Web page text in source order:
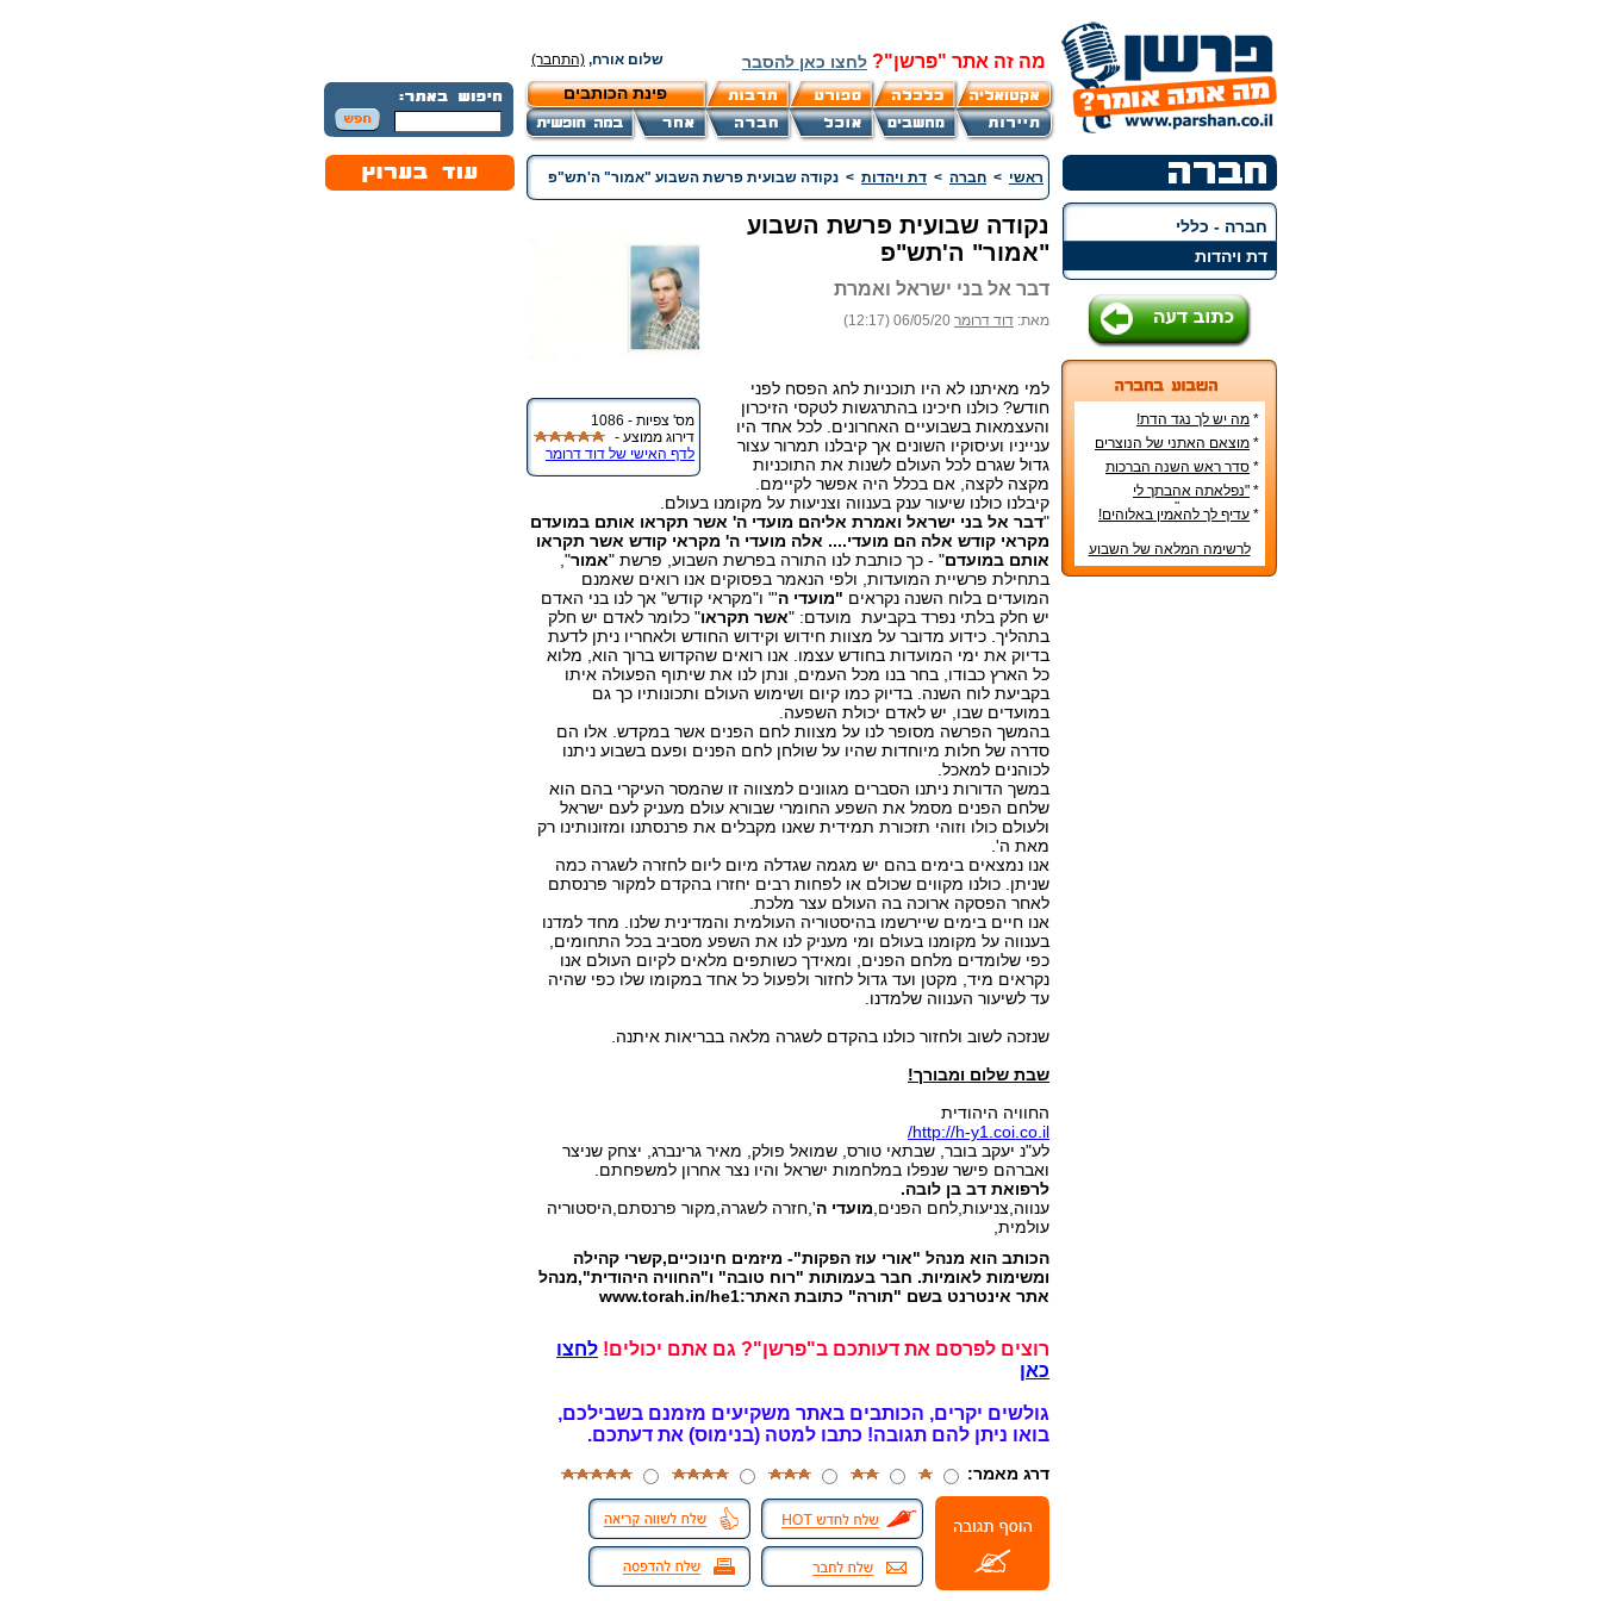
מה זה אתר "פרשן"? לחצו כאן להסבר שלום אורח, (התחבר)
פינת הכותבים
חברה - כללי
דת ויהדות
* מה יש לך נגד הדת!
* מוצאם האתני של הנוצרים
בארץ
* סדר ראש השנה הברכות
והסימנים
* "נפלאתה אהבתך לי
מאהבת נשים"
* עדיף לך להאמין באלוהים!
לרשימה המלאה של השבוע
ראשי > חברה > דת ויהדות > נקודה שבועית פרשת השבוע "אמור" ה'תש"פ
מס' צפיות - 1086
דירוג ממוצע -
לדף האישי של דוד דרומר
נקודה שבועית פרשת השבוע
"אמור" ה'תש"פ
דבר אל בני ישראל ואמרת
מאת: דוד דרומר 06/05/20 (12:17)
למי מאיתנו לא היו תוכניות לחג הפסח לפני
חודש? כולנו חיכינו בהתרגשות לטקסי הזיכרון
והעצמאות בשבועיים האחרונים. לכל אחד היו
ענייניו ועיסוקיו השונים אך קיבלנו תמרור עצור
גדול שגרם לכל העולם לשנות את התוכניות
מקצה לקצה, אם בכלל היה אפשר לקיימם.
קיבלנו כולנו שיעור ענק בענווה וצניעות על מקומנו בעולם.
"דבר אל בני ישראל ואמרת אליהם מועדי ה' אשר תקראו אותם במועדם
מקראי קודש אלה הם מועדי.... אלה מועדי ה' מקראי קודש אשר תקראו
אותם במועדם" - כך כותבת לנו התורה בפרשת השבוע, פרשת "אמור",
בתחילת פרשיית המועדות, ולפי הנאמר בפסוקים אנו רואים שאמנם
המועדים בלוח השנה נקראים "מועדי ה'" ו"מקראי קודש" אך לנו בני האדם
יש חלק בלתי נפרד בקביעת מועדם: "אשר תקראו" כלומר לאדם יש חלק
בתהליך. כידוע מדובר על מצוות חידוש וקידוש החודש ולאחריו ניתן לדעת
בדיוק את ימי המועדות בחודש עצמו. אנו רואים שהקדוש ברוך הוא, מלוא
כל הארץ כבודו, בחר בנו מכל העמים, ונתן לנו את שיתוף הפעולה איתו
בקביעת לוח השנה. בדיוק כמו קיום ושימוש העולם ותכונותיו כך גם
במועדים שבו, יש לאדם יכולת השפעה.
בהמשך הפרשה מסופר לנו על מצוות לחם הפנים אשר במקדש. אלו הם
סדרה של חלות מיוחדות שהיו על שולחן לחם הפנים ופעם בשבוע ניתנו
לכוהנים למאכל.
במשך הדורות ניתנו הסברים מגוונים למצווה זו שהמסר העיקרי בהם הוא
שלחם הפנים מסמל את השפע החומרי שבורא עולם מעניק לעם ישראל
ולעולם כולו וזוהי תזכורת תמידית שאנו מקבלים את פרנסתנו ומזונותינו רק
מאת ה'.
אנו נמצאים בימים בהם יש מגמה שגדלה מיום ליום לחזרה לשגרה כמה
שניתן. כולנו מקווים שכולם או לפחות רבים יחזרו בהקדם למקור פרנסתם
לאחר הפסקה ארוכה בה העולם עצר מלכת.
אנו חיים בימים שיירשמו בהיסטוריה העולמית והמדינית שלנו. מחד למדנו
בענווה על מקומנו בעולם ומי מעניק לנו את השפע מסביב בכל התחומים,
כפי שלומדים מלחם הפנים, ומאידך כשותפים מלאים לקיום העולם אנו
נקראים מיד, מקטן ועד גדול לחזור ולפעול כל אחד במקומו שלו כפי שהיה
עד לשיעור הענווה שלמדנו.
שנזכה לשוב ולחזור כולנו בהקדם לשגרה מלאה בבריאות איתנה.
שבת שלום ומבורך!
החוויה היהודית
http://h-y1.coi.co.il/
לע"נ יעקב בובר, שבתאי טורס, שמואל פולק, מאיר גרינברג, יצחק שניצר
ואברהם פישר שנפלו במלחמות ישראל והיו נצר אחרון למשפחתם.
לרפואת דב בן לובה.
ענווה,צניעות,לחם הפנים, מועדי ה',חזרה לשגרה,מקור פרנסתם,היסטוריה
עולמית,
הכותב הוא מנהל "אורי עוז הפקות"- מיזמים חינוכיים,קשרי קהילה
ומשימות לאומיות. חבר בעמותות "רוח טובה" ו"החוויה היהודית",מנהל
אתר אינטרנט בשם "תורה" כתובת האתר:www.torah.in/he1
רוצים לפרסם את דעותכם ב"פרשן"? גם אתם יכולים! לחצו
כאן
גולשים יקרים, הכותבים באתר משקיעים מזמנם בשבילכם,
בואו ניתן להם תגובה! כתבו למטה (בנימוס) את דעתכם.
דרג מאמר: